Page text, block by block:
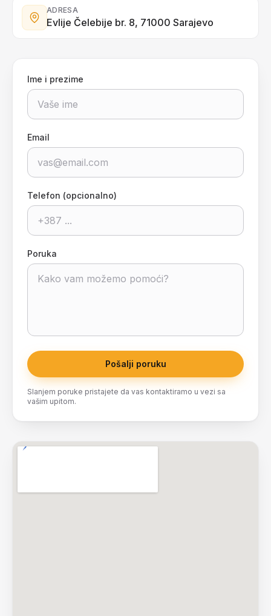
ADRESA
Evlije Čelebije br. 8, 71000 Sarajevo
Ime i prezime
Email
Telefon (opcionalno)
Poruka
Pošalji poruku
Slanjem poruke pristajete da vas kontaktiramo u vezi sa
vašim upitom.